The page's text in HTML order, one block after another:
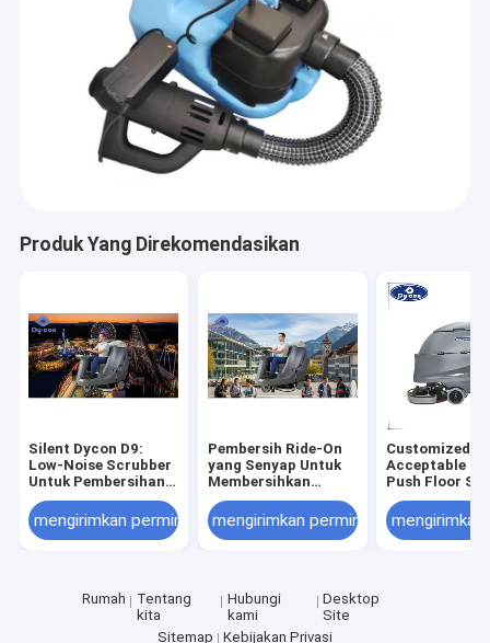
Produk Yang Direkomendasikan
Silent Dycon D9:
Low-Noise Scrubber
Untuk Pembersihan
Taman Hiburan di
siang hari.
mengirimkan permintaan
Pembersih Ride-On
yang Senyap Untuk
Membersihkan
Kampus Universitas.
Desain Berisik
Rendah
mengirimkan permintaan
Customized
Acceptable
Push Floor
with Cold
Cleaning for
Hard Floor
Rumah
Tentang
kita
Hubungi
kami
Desktop
Site
Sitemap
Kebijakan Privasi